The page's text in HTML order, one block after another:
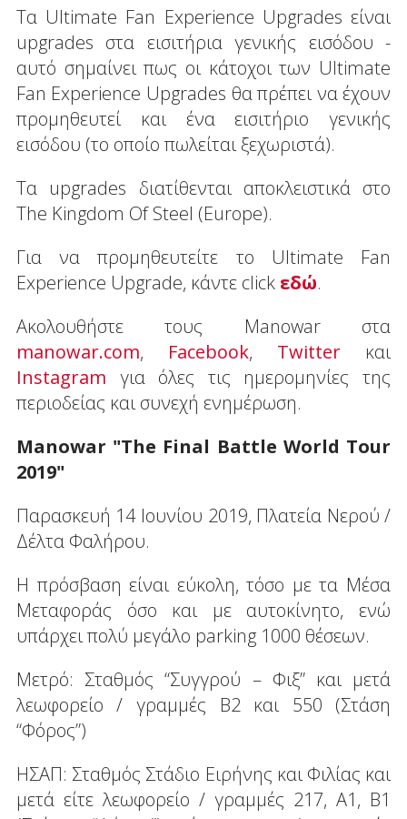
Τα Ultimate Fan Experience Upgrades είναι
upgrades στα εισιτήρια γενικής εισόδου -
αυτό σημαίνει πως οι κάτοχοι των Ultimate
Fan Experience Upgrades θα πρέπει να έχουν
προμηθευτεί και ένα εισιτήριο γενικής
εισόδου (το οποίο πωλείται ξεχωριστά).
Τα upgrades διατίθενται αποκλειστικά στο
The Kingdom Of Steel (Europe).
Για να προμηθευτείτε το Ultimate Fan
Experience Upgrade, κάντε click εδώ.
Ακολουθήστε τους Manowar στα
manowar.com, Facebook, Twitter και
Instagram για όλες τις ημερομηνίες της
περιοδείας και συνεχή ενημέρωση.
Manowar "The Final Battle World Tour
2019"
Παρασκευή 14 Ιουνίου 2019, Πλατεία Νερού /
Δέλτα Φαλήρου.
Η πρόσβαση είναι εύκολη, τόσο με τα Μέσα
Μεταφοράς όσο και με αυτοκίνητο, ενώ
υπάρχει πολύ μεγάλο parking 1000 θέσεων.
Μετρό: Σταθμός “Συγγρού – Φιξ” και μετά
λεωφορείο / γραμμές Β2 και 550 (Στάση
“Φόρος”)
ΗΣΑΠ: Σταθμός Στάδιο Ειρήνης και Φιλίας και
μετά είτε λεωφορείο / γραμμές 217, Α1, Β1